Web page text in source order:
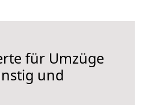
für Umzüge
und